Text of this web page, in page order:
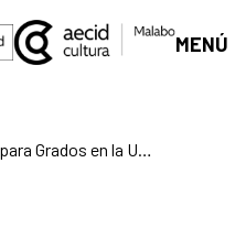
MENÚ
Abierto plazo de admisión para Grados en la UNED